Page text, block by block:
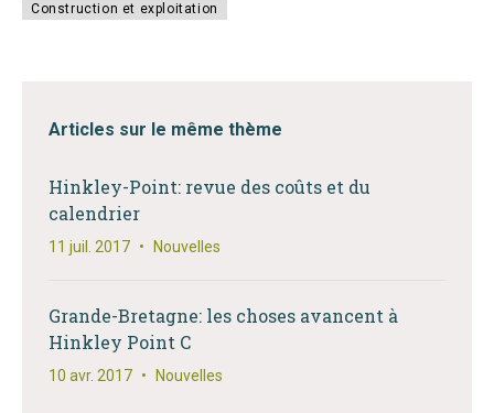
Construction et exploitation
Articles sur le même thème
Hinkley-Point: revue des coûts et du
calendrier
11 juil. 2017 • Nouvelles
Grande-Bretagne: les choses avancent à
Hinkley Point C
10 avr. 2017 • Nouvelles